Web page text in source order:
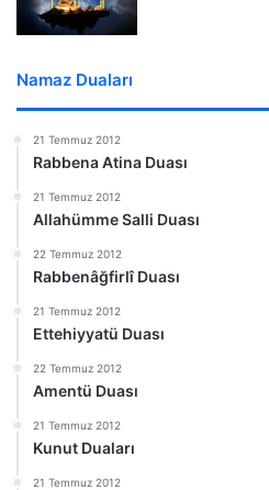
Namaz Duaları
21 Temmuz 2012
Rabbena Atina Duası
21 Temmuz 2012
Allahümme Salli Duası
22 Temmuz 2012
Rabbenâğfirlî Duası
21 Temmuz 2012
Ettehiyyatü Duası
22 Temmuz 2012
Amentü Duası
21 Temmuz 2012
Kunut Duaları
21 Temmuz 2012